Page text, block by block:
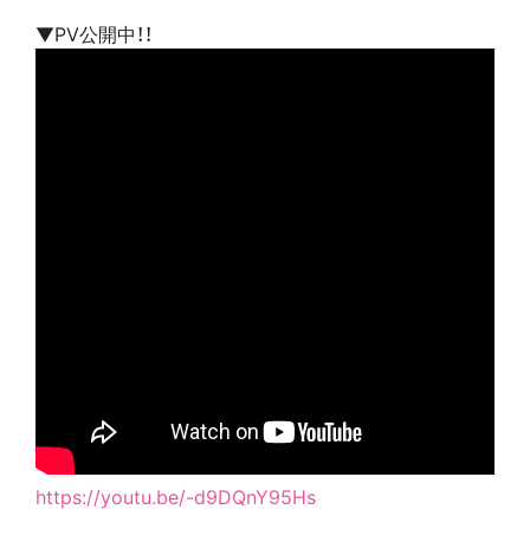
▼PV公開中！！
https://youtu.be/-d9DQnY95Hs